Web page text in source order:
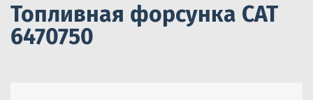
Топливная форсунка CAT
6470750